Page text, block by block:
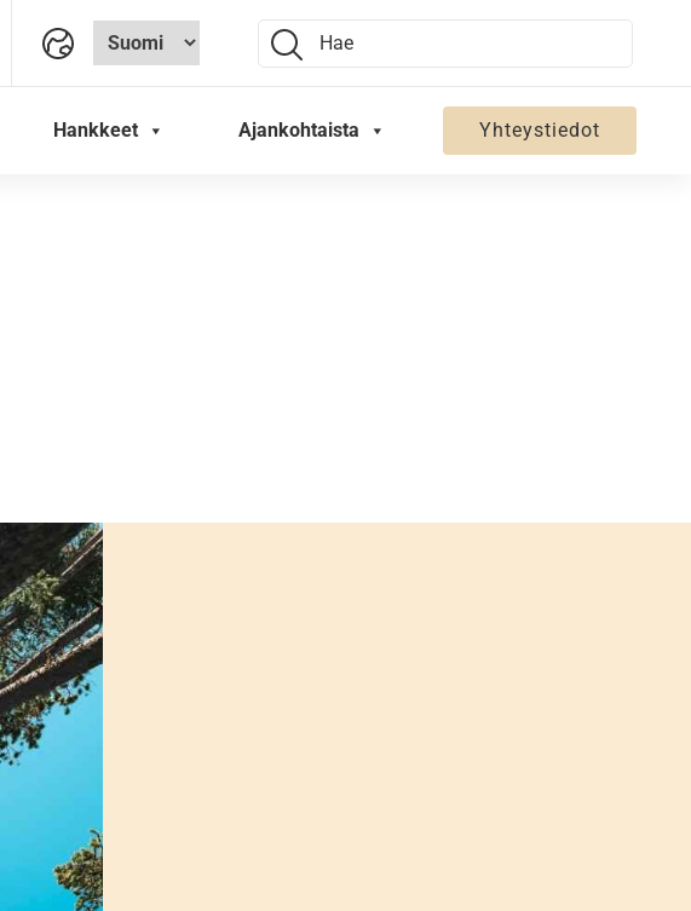
Search:
Hankkeet Ajankohtaista Yhteystiedot